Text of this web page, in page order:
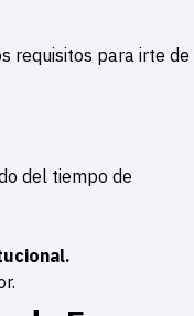
requisitos para irte de
del tiempo de